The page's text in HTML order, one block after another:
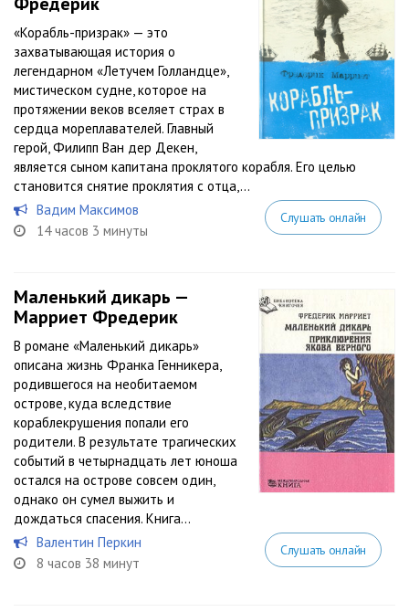
«Корабль-призрак» — это
захватывающая история о
легендарном «Летучем Голландце»,
мистическом судне, которое на
протяжении веков вселяет страх в
сердца мореплавателей. Главный
герой, Филипп Ван дер Декен,
является сыном капитана проклятого корабля. Его целью
становится снятие проклятия с отца,...
Вадим Максимов
14 часов 3 минуты
Слушать онлайн
Маленький дикарь —
Марриет Фредерик
В романе «Маленький дикарь»
описана жизнь Франка Генникера,
родившегося на необитаемом
острове, куда вследствие
кораблекрушения попали его
родители. В результате трагических
событий в четырнадцать лет юноша
остался на острове совсем один,
однако он сумел выжить и
дождаться спасения. Книга...
Валентин Перкин
8 часов 38 минут
Слушать онлайн